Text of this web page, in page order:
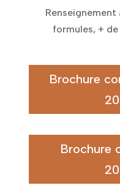
formules, +
Brochure
Brochure